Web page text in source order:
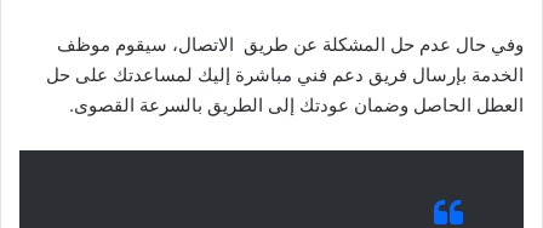
وفي حال عدم حل المشكلة عن طريق الاتصال، سيقوم موظف
الخدمة بإرسال فريق دعم فني مباشرة إليك لمساعدتك على حل
العطل الحاصل وضمان عودتك إلى الطريق بالسرعة القصوى.